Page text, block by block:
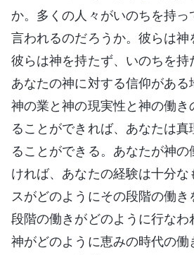
か。多くの人々がいのちを持っ
言われるのだろうか。彼らは神
彼らは神を持たず、いのちを持
あなたの神に対する信仰がある
神の業と神の現実性と神の働き
ることができれば、あなたは
ることができる。あなたが神
ければ、あなたの経験は十分
スがどのようにその段階の働
段階の働きがどのように行なわ
神がどのように恵みの時代の働